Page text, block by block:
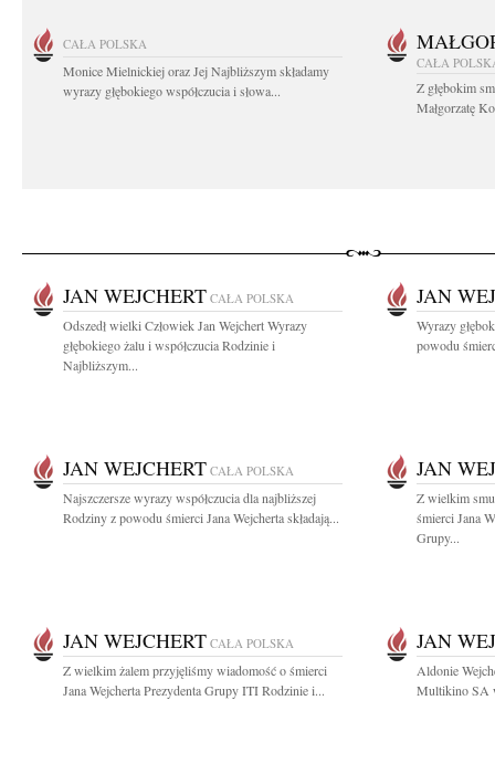
CAŁA POLSKA
Monice Mielnickiej oraz Jej Najbliższym składamy
wyrazy głębokiego współczucia i słowa...
CAŁA
Z głębokim
Małgorzatę
JAN WEJCHERT CAŁA POLSKA
Odszedł wielki Człowiek Jan Wejchert Wyrazy
głębokiego żalu i współczucia Rodzinie i
Najbliższym...
JAN
Wyrazy
powodu
JAN WEJCHERT CAŁA POLSKA
Najszczersze wyrazy współczucia dla najbliższej
Rodziny z powodu śmierci Jana Wejcherta składają...
JAN
Z wielkim
śmierci Jana
Grupy...
JAN WEJCHERT CAŁA POLSKA
Z wielkim żalem przyjęliśmy wiadomość o śmierci
Jana Wejcherta Prezydenta Grupy ITI Rodzinie i...
JAN
Aldonie
Multikino SA